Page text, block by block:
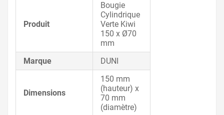
Produit
Bougie
Cylindrique
Verte Kiwi
150 x Ø70
mm
Marque
DUNI
Dimensions
150 mm
(hauteur) x
70 mm
(diamètre)